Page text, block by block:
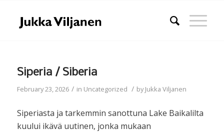
Siperia / Siberia
February 23, 2026 / in Uncategorized / byJukka Viljanen
Siperiasta ja tarkemmin sanottuna Lake Baikalilta
kuului ikävä uutinen, jonka mukaan